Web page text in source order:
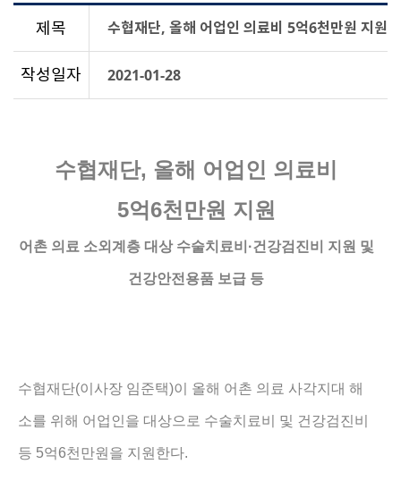
제목 수협재단, 올해 어업인 의료비 5억6천만원 지원
작성일자 2021-01-28
수협재단, 올해 어업인 의료비
5억 6천만원 지원
어촌 의료 소외계층 대상 수술치료비 ·건강검진비 지원 및
건강안전용품 보급 등
수협재단(이사장 임준택)이 올해 어촌 의료 사각지대 해
소를 위해 어업인을 대상으로 수술치료비 및 건강검진비
등 5억6천만원을 지원한다.